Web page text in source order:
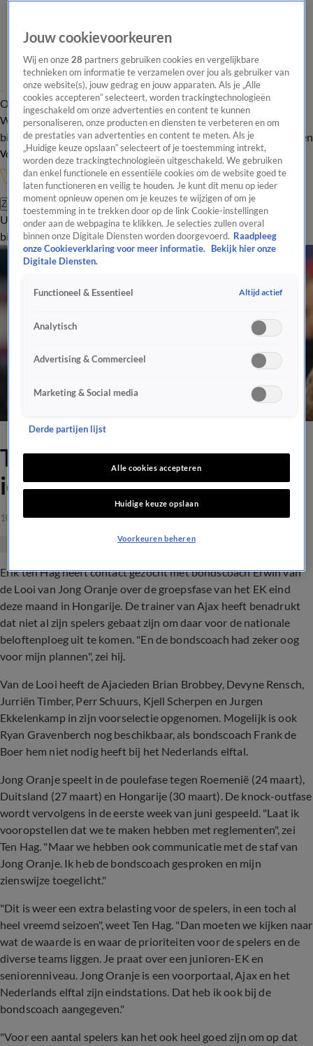
Overzicht Onze programma's Uitzendingen Onze gezichten
In de
WandelgangenInterviewsUitzending
bijwonenPodcastShopVeelgestelde vragenKijkersvraag insturen
Volg Vandaag Inside
Zoeken
UitzendingenVandaag InsideDe OranjezomerShopUitzending
bijwonen
Ten Hag: 'Liever niet
iedereen naar Jong Oranje'
10 mrt 2021, 15:55
Erik ten Hag heeft contact gezocht met bondscoach Erwin van
de Looi van Jong Oranje over de groepsfase van het EK eind
deze maand in Hongarije. De trainer van Ajax heeft benadrukt
dat niet al zijn spelers gebaat zijn om daar voor de nationale
beloftenploeg uit te komen. "En de bondscoach had zeker oog
voor mijn plannen", zei hij.
Van de Looi heeft de Ajacieden Brian Brobbey, Devyne Rensch,
Jurriën Timber, Perr Schuurs, Kjell Scherpen en Jurgen
Ekkelenkamp in zijn voorselectie opgenomen. Mogelijk is ook
Ryan Gravenberch nog beschikbaar, als bondscoach Frank de
Boer hem niet nodig heeft bij het Nederlands elftal.
Jong Oranje speelt in de poulefase tegen Roemenië (24 maart),
Duitsland (27 maart) en Hongarije (30 maart). De knock-outfase
wordt vervolgens in de eerste week van juni gespeeld. "Laat ik
vooropstellen dat we te maken hebben met reglementen", zei
Ten Hag. "Maar we hebben ook communicatie met de staf van
Jong Oranje. Ik heb de bondscoach gesproken en mijn
zienswijze toegelicht."
"Dit is weer een extra belasting voor de spelers, in een toch al
heel vreemd seizoen", weet Ten Hag. "Dan moeten we kijken naar
wat de waarde is en waar de prioriteiten voor de spelers en de
diverse teams liggen. Je praat over een junioren-EK en
seniorenniveau. Jong Oranje is een voorportaal, Ajax en het
Nederlands elftal zijn eindstations. Dat heb ik ook bij de
bondscoach aangegeven."
"Voor een aantal spelers kan het ook heel goed zijn om op dat
Jouw cookievoorkeuren
Wij en onze28 partners gebruiken cookies en vergelijkbare
technieken om informatie te verzamelen over jou als gebruiker van
onze website(s), jouw gedrag en jouw apparaten. Als je „Alle
cookies accepteren” selecteert, worden trackingtechnologieën
ingeschakeld om onze advertenties en content te kunnen
personaliseren, onze producten en diensten te verbeteren en om
de prestaties van advertenties en content te meten. Als je
„Huidige keuze opslaan” selecteert of je toestemming intrekt,
worden deze trackingtechnologieën uitgeschakeld. We gebruiken
dan enkel functionele en essentiële cookies om de website goed te
laten functioneren en veilig te houden. Je kunt dit menu op ieder
moment opnieuw openen om je keuzes te wijzigen of om je
toestemming in te trekken door op de link Cookie-instellingen
onder aan de webpagina te klikken. Je selecties zullen overal
binnen onze Digitale Diensten worden doorgevoerd. Raadpleeg
onze Cookieverklaring voor meer informatie.
Bekijk hier onze
Digitale Diensten.
Functioneel & Essentieel Altijd actief
Analytisch
Advertising & Commercieel
Marketing & Social media
Derde partijen lijst
Alle cookies accepteren
Huidige keuze opslaan
Voorkeuren beheren